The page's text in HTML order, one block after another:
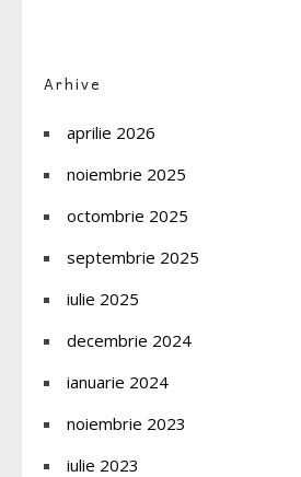
Arhive
aprilie 2026
noiembrie 2025
octombrie 2025
septembrie 2025
iulie 2025
decembrie 2024
ianuarie 2024
noiembrie 2023
iulie 2023